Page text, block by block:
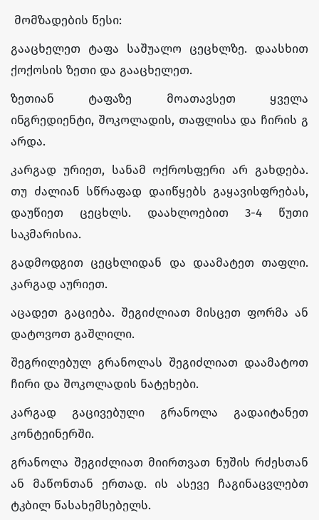
მომზადების წესი:
გააცხელეთ ტაფა საშუალო ცეცხლზე. დაასხით
ქოქოსის ზეთი და გააცხელეთ.
ზეთიან ტაფაზე მოათავსეთ ყველა
ინგრედიენტი, შოკოლადის, თაფლისა და ჩირის გ
არდა.
კარგად ურიეთ, სანამ ოქროსფერი არ გახდება.
თუ ძალიან სწრაფად დაიწყებს გაყავისფრებას,
დაუწიეთ ცეცხლს. დაახლოებით 3-4 წუთი
საკმარისია.
გადმოდგით ცეცხლიდან და დაამატეთ თაფლი.
კარგად აურიეთ.
აცადეთ გაციება. შეგიძლიათ მისცეთ ფორმა ან
დატოვოთ გაშლილი.
შეგრილებულ გრანოლას შეგიძლიათ დაამატოთ
ჩირი და შოკოლადის ნატეხები.
კარგად გაცივებული გრანოლა გადაიტანეთ
კონტეინერში.
გრანოლა შეგიძლიათ მიირთვათ ნუშის რძესთან
ან მაწონთან ერთად. ის ასევე ჩაგინაცვლებთ
ტკბილ წასახემსებელს.